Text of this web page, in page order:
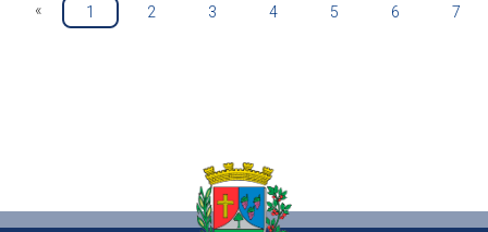
« 1 2 3 4 5 6 7